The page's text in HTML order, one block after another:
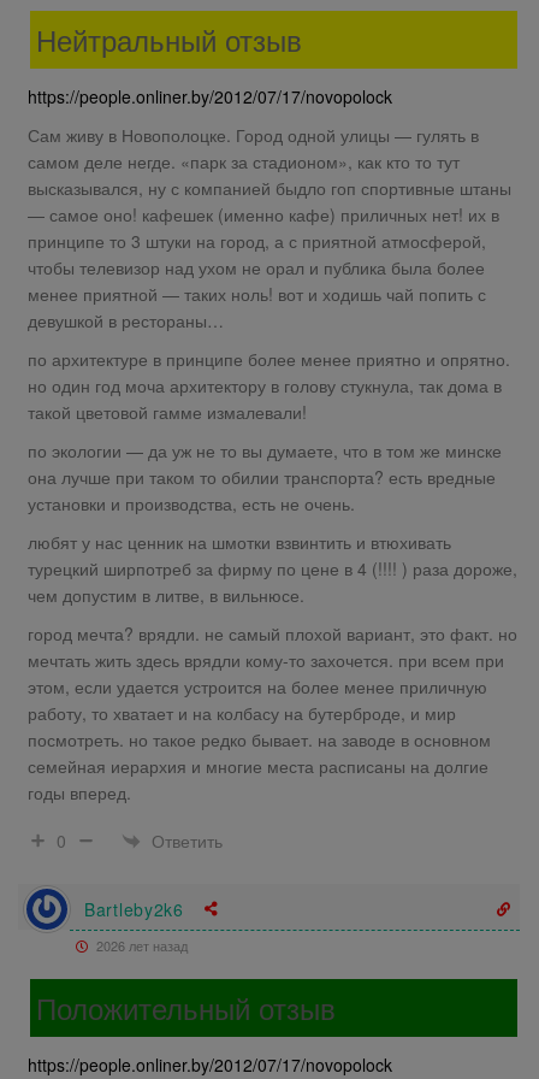
Нейтральный отзыв
https://people.onliner.by/2012/07/17/novopolock
Сам живу в Новополоцке. Город одной улицы — гулять в
самом деле негде. «парк за стадионом», как кто то тут
высказывался, ну с компанией быдло гоп спортивные штаны
— самое оно! кафешек (именно кафе) приличных нет! их в
принципе то 3 штуки на город, а с приятной атмосферой,
чтобы телевизор над ухом не орал и публика была более
менее приятной — таких ноль! вот и ходишь чай попить с
девушкой в рестораны…
по архитектуре в принципе более менее приятно и опрятно.
но один год моча архитектору в голову стукнула, так дома в
такой цветовой гамме измалевали!
по экологии — да уж не то вы думаете, что в том же минске
она лучше при таком то обилии транспорта? есть вредные
установки и производства, есть не очень.
любят у нас ценник на шмотки взвинтить и втюхивать
турецкий ширпотреб за фирму по цене в 4 (!!!! ) раза дороже,
чем допустим в литве, в вильнюсе.
город мечта? врядли. не самый плохой вариант, это факт. но
мечтать жить здесь врядли кому-то захочется. при всем при
этом, если удается устроится на более менее приличную
работу, то хватает и на колбасу на бутерброде, и мир
посмотреть. но такое редко бывает. на заводе в основном
семейная иерархия и многие места расписаны на долгие
годы вперед.
0
Ответить
Bartleby2k6
2026 лет назад
Положительный отзыв
https://people.onliner.by/2012/07/17/novopolock